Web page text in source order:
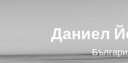
Даниел